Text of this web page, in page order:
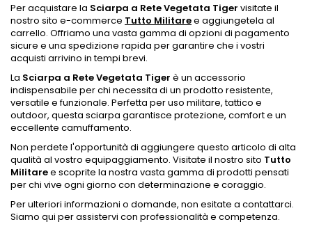
Per acquistare la Sciarpa a Rete Vegetata Tiger visitate il
nostro sito e-commerce Tutto Militaree aggiungetela al
carrello. Offriamo una vasta gamma di opzioni di pagamento
sicure e una spedizione rapida per garantire che i vostri
acquisti arrivino in tempi brevi.
La Sciarpa a Rete Vegetata Tiger è un accessorio
indispensabile per chi necessita di un prodotto resistente,
versatile e funzionale. Perfetta per uso militare, tattico e
outdoor, questa sciarpa garantisce protezione, comfort e un
eccellente camuffamento.
Non perdete l'opportunità di aggiungere questo articolo di alta
qualità al vostro equipaggiamento. Visitate il nostro sito Tutto
Militaree scoprite la nostra vasta gamma di prodotti pensati
per chi vive ogni giorno con determinazione e coraggio.
Per ulteriori informazioni o domande, non esitate a contattarci.
Siamo qui per assistervi con professionalità e competenza.